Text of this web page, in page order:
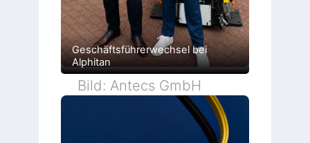
Geschäftsführerwechsel bei
Alphitan
Bild: Antecs GmbH